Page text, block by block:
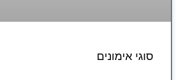
סוגי אימונים